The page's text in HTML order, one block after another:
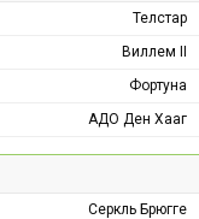
Телстар
Виллем II
Фортуна
АДО Ден Хааг
Серкль Брюгге